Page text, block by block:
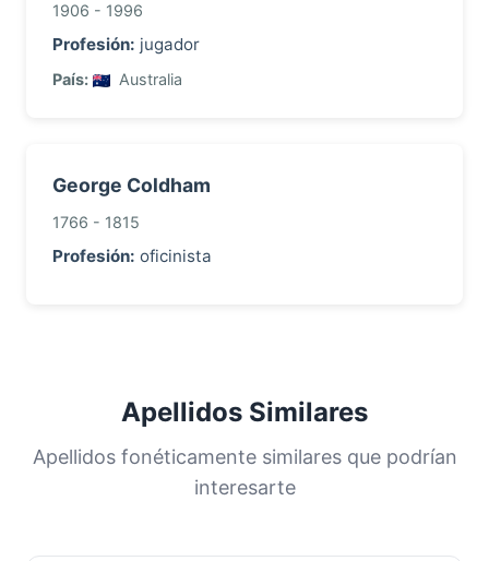
1906 - 1996
Profesión: jugador
País: Australia
George Coldham
1766 - 1815
Profesión: oficinista
Apellidos Similares
Apellidos fonéticamente similares que podrían
interesarte